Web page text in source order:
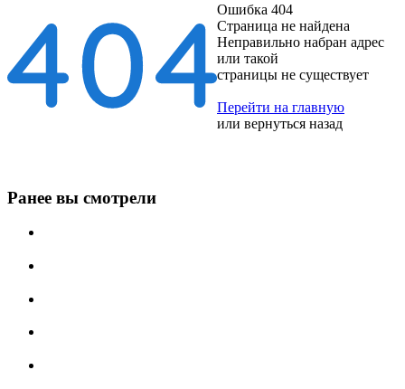
Ошибка 404
Страница не найдена
Неправильно набран адрес
или такой
страницы не существует
Перейти на главную
или вернуться назад
Ранее вы смотрели